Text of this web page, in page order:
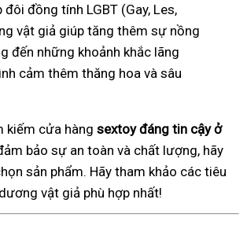
đồng tính LGBT (Gay, Les,
vật giả giúp tăng thêm sự nồng
đến những khoảnh khắc lãng
cảm thêm thăng hoa và sâu
kiếm cửa hàng sextoy đáng tin cậy ở
bảo sự an toàn và chất lượng, hãy
sản phẩm. Hãy tham khảo các tiêu
vật giả phù hợp nhất!